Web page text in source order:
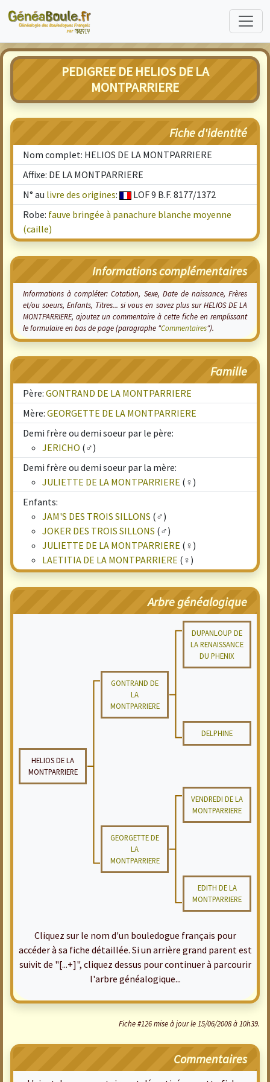
PEDIGREE DE HELIOS DE LA
MONTPARRIERE
Fiche d'identité
Nom complet: HELIOS DE LA MONTPARRIERE
Affixe: DE LA MONTPARRIERE
N° au livre des origines:
LOF 9 B.F. 8177/1372
Robe: fauve bringée à panachure blanche moyenne
(caille)
Informations complémentaires
Informations à compléter: Cotation, Sexe, Date de naissance, Frères
et/ou soeurs, Enfants, Titres... si vous en savez plus sur HELIOS DE LA
MONTPARRIERE, ajoutez un commentaire à cette fiche en remplissant
le formulaire en bas de page (paragraphe "Commentaires").
Famille
Père: GONTRAND DE LA MONTPARRIERE
Mère: GEORGETTE DE LA MONTPARRIERE
Demi frère ou demi soeur par le père:
JERICHO (♂)
Demi frère ou demi soeur par la mère:
JULIETTE DE LA MONTPARRIERE (♀)
Enfants:
JAM'S DES TROIS SILLONS (♂)
JOKER DES TROIS SILLONS (♂)
JULIETTE DE LA MONTPARRIERE (♀)
LAETITIA DE LA MONTPARRIERE (♀)
Arbre généalogique
DUPANLOUP DE
LA RENAISSANCE
DU PHENIX
GONTRAND DE
LA
MONTPARRIERE
DELPHINE
HELIOS DE LA
MONTPARRIERE
VENDREDI DE LA
MONTPARRIERE
GEORGETTE DE
LA
MONTPARRIERE
EDITH DE LA
MONTPARRIERE
Cliquez sur le nom d'un bouledogue français pour
accéder à sa fiche détaillée. Si un arrière grand parent est
suivit de "[...+]", cliquez dessus pour continuer à parcourir
l'arbre généalogique...
Fiche #126 mise à jour le 15/06/2008 à 10h39.
Commentaires